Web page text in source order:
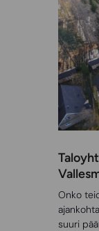
Onko
suuri